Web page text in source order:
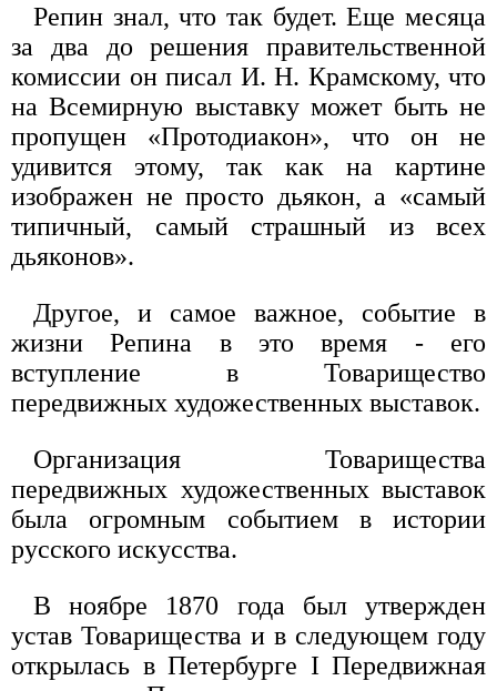
Репин знал, что так будет. Еще месяца
за два до решения правительственной
комиссии он писал И. Н. Крамскому, что
на Всемирную выставку может быть не
пропущен «Протодиакон», что он не
удивится этому, так как на картине
изображен не просто дьякон, а «самый
типичный, самый страшный из всех
дьяконов».
Другое, и самое важное, событие в
жизни Репина в это время - его
вступление в Товарищество
передвижных художественных выставок.
Организация Товарищества
передвижных художественных выставок
была огромным событием в истории
русского искусства.
В ноябре 1870 года был утвержден
устав Товарищества и в следующем году
открылась в Петербурге I Передвижная